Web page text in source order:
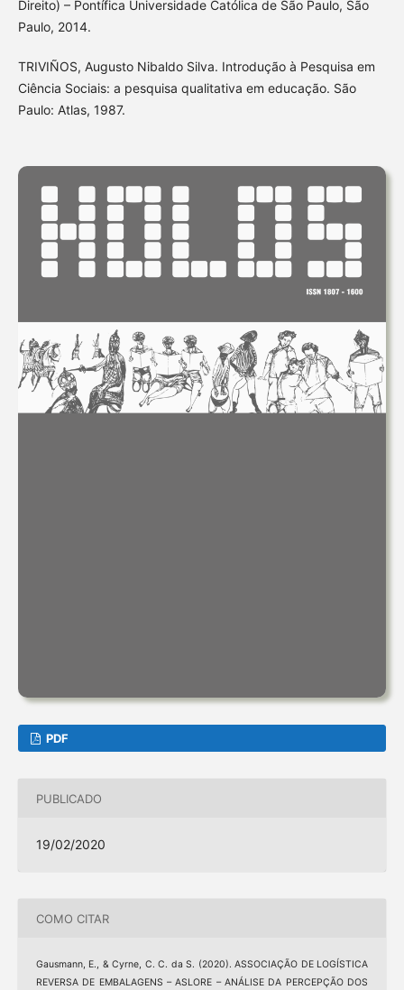
Direito) – Pontífica Universidade Católica de São Paulo, São
Paulo, 2014.
TRIVIÑOS, Augusto Nibaldo Silva. Introdução à Pesquisa em
Ciência Sociais: a pesquisa qualitativa em educação. São
Paulo: Atlas, 1987.
PDF
PUBLICADO
19/02/2020
COMO CITAR
Gausmann, E., & Cyrne, C. C. da S. (2020). ASSOCIAÇÃO DE LOGÍSTICA
REVERSA DE EMBALAGENS – ASLORE – ANÁLISE DA PERCEPÇÃO DOS